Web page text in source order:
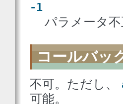
-1
パラメータ
コールバッ
不可。ただし、
可能。